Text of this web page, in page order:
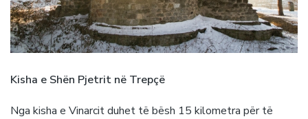
Kisha e Shën Pjetrit në Trepçë
Nga kisha e Vinarcit duhet të bësh 15 kilometra për të